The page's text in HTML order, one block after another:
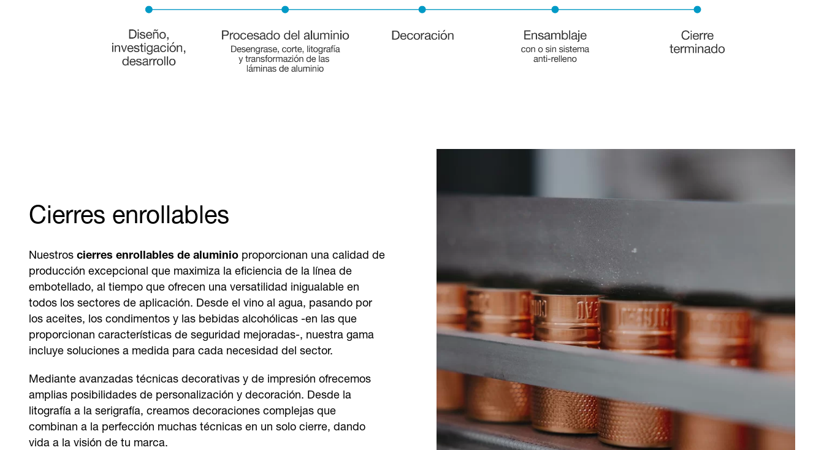
Cierres enrollables
Nuestros cierres enrollables de aluminio proporcionan una calidad de
producción excepcional que maximiza la eficiencia de la línea de
embotellado, al tiempo que ofrecen una versatilidad inigualable en
todos los sectores de aplicación. Desde el vino al agua, pasando por
los aceites, los condimentos y las bebidas alcohólicas -en las que
proporcionan características de seguridad mejoradas-, nuestra gama
incluye soluciones a medida para cada necesidad del sector.
Mediante avanzadas técnicas decorativas y de impresión ofrecemos
amplias posibilidades de personalización y decoración. Desde la
litografía a la serigrafía, creamos decoraciones complejas que
combinan a la perfección muchas técnicas en un solo cierre, dando
vida a la visión de tu marca.